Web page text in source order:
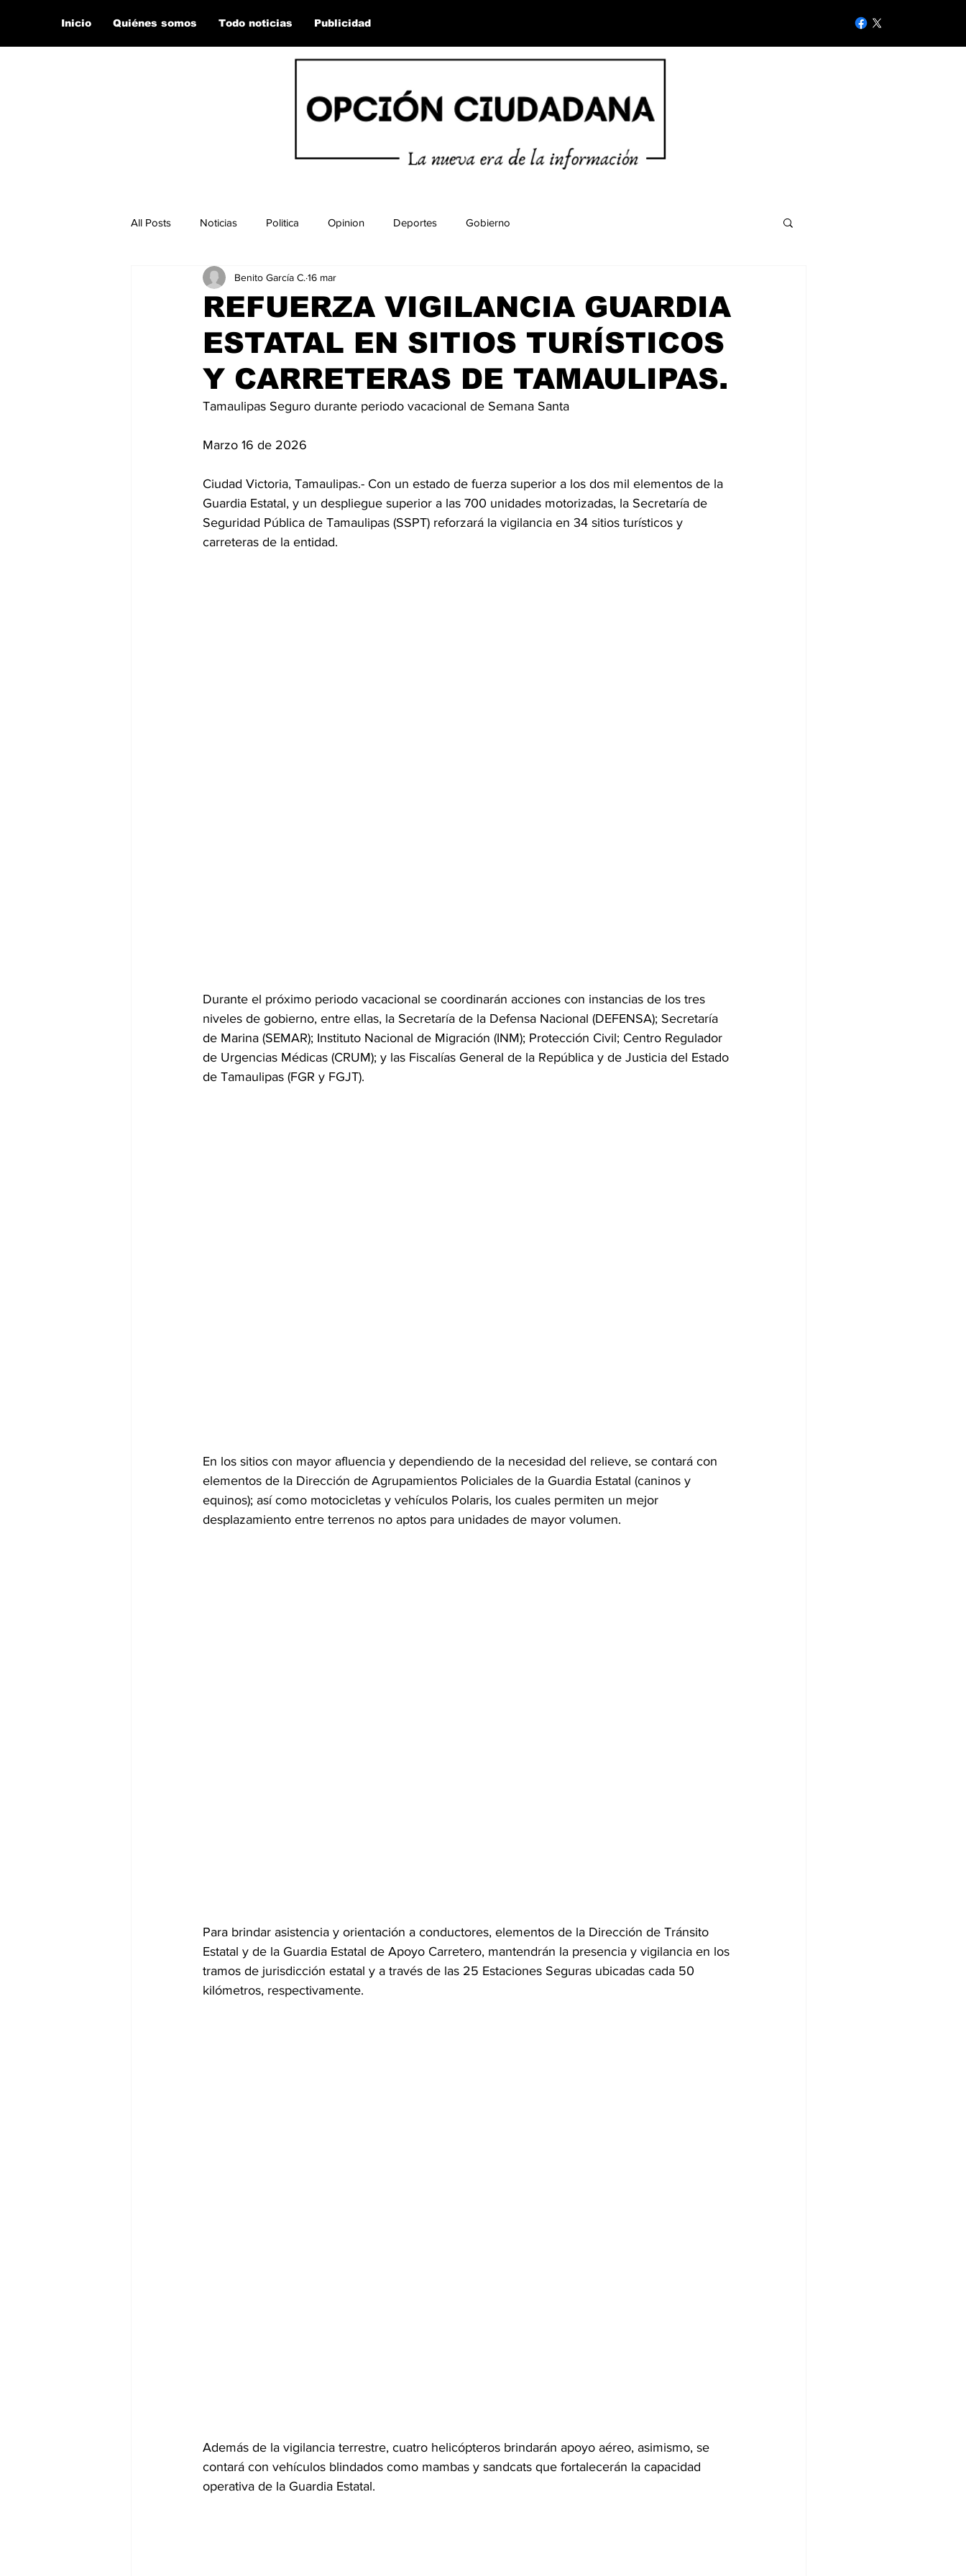
Inicio Quiénes somos Todo noticias Publicidad
All Posts Noticias Politica Opinion Deportes Gobierno
REFUERZA VIGILANCIA GUARDIA
ESTATAL EN SITIOS TURÍSTICOS
Y CARRETERAS DE TAMAULIPAS.
Benito García C. 16 mar
Tamaulipas Seguro durante periodo vacacional de Semana Santa
Marzo 16 de 2026
Ciudad Victoria, Tamaulipas.- Con un estado de fuerza superior a los dos mil elementos de la
Guardia Estatal, y un despliegue superior a las 700 unidades motorizadas, la Secretaría de
Seguridad Pública de Tamaulipas (SSPT) reforzará la vigilancia en 34 sitios turísticos y
carreteras de la entidad.
Durante el próximo periodo vacacional se coordinarán acciones con instancias de los tres
niveles de gobierno, entre ellas, la Secretaría de la Defensa Nacional (DEFENSA); Secretaría
de Marina (SEMAR); Instituto Nacional de Migración (INM); Protección Civil; Centro Regulador
de Urgencias Médicas (CRUM); y las Fiscalías General de la República y de Justicia del Estado
de Tamaulipas (FGR y FGJT).
En los sitios con mayor afluencia y dependiendo de la necesidad del relieve, se contará con
elementos de la Dirección de Agrupamientos Policiales de la Guardia Estatal (caninos y
equinos); así como motocicletas y vehículos Polaris, los cuales permiten un mejor
desplazamiento entre terrenos no aptos para unidades de mayor volumen.
Para brindar asistencia y orientación a conductores, elementos de la Dirección de Tránsito
Estatal y de la Guardia Estatal de Apoyo Carretero, mantendrán la presencia y vigilancia en los
tramos de jurisdicción estatal y a través de las 25 Estaciones Seguras ubicadas cada 50
kilómetros, respectivamente.
Además de la vigilancia terrestre, cuatro helicópteros brindarán apoyo aéreo, asimismo, se
contará con vehículos blindados como mambas y sandcats que fortalecerán la capacidad
operativa de la Guardia Estatal.